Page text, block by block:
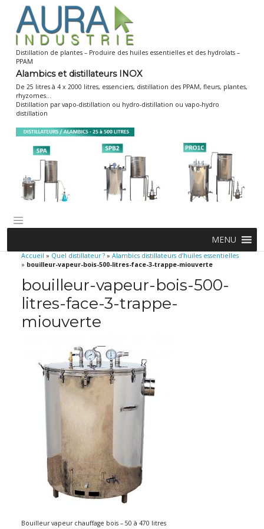
content
Distillation de plantes – Produire des huiles essentielles et des hydrolats –
PPAM
Alambics et distillateurs INOX
De 25 litres à 4 x 2000 litres, essenciers, distillation des PPAM, fleurs, plantes,
rhyzomes…
Distillation par vapo-distillation ou hydro-distillation ou vapo-hydro
distillation
MENU
Accueil » Quel distillateur ? » Alambics distillateurs d’huiles essentielles
» bouilleur-vapeur-bois-500-litres-face-3-trappe-miouverte
bouilleur-vapeur-bois-500-
litres-face-3-trappe-
miouverte
Bouilleur vapeur chauffage bois – 50 à 470 litres